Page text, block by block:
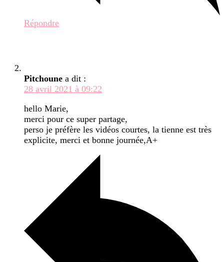
Répondre
Pitchoune a dit :
28 avril 2021 à 09:22
hello Marie,
merci pour ce super partage,
perso je préfère les vidéos courtes, la tienne est très
explicite, merci et bonne journée,A+